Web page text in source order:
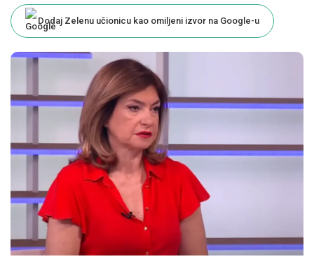
Dodaj Zelenu učionicu kao omiljeni izvor na Google-u